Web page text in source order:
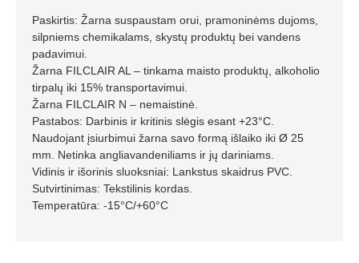
Paskirtis: Žarna suspaustam orui, pramoninėms dujoms,
silpniems chemikalams, skystų produktų bei vandens
padavimui.
Žarna FILCLAIR AL – tinkama maisto produktų, alkoholio
tirpalų iki 15% transportavimui.
Žarna FILCLAIR N – nemaistinė.
Pastabos: Darbinis ir kritinis slėgis esant +23°C.
Naudojant įsiurbimui žarna savo formą išlaiko iki Ø 25
mm. Netinka angliavandeniliams ir jų dariniams.
Vidinis ir išorinis sluoksniai: Lankstus skaidrus PVC.
Sutvirtinimas: Tekstilinis kordas.
Temperatūra: -15°C/+60°C